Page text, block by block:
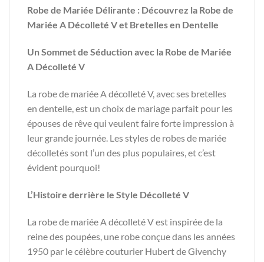
Robe de Mariée Délirante : Découvrez la Robe de
Mariée A Décolleté V et Bretelles en Dentelle
Un Sommet de Séduction avec la Robe de Mariée
A Décolleté V
La robe de mariée A décolleté V, avec ses bretelles
en dentelle, est un choix de mariage parfait pour les
épouses de rêve qui veulent faire forte impression à
leur grande journée. Les styles de robes de mariée
décolletés sont l’un des plus populaires, et c’est
évident pourquoi!
L’Histoire derrière le Style Décolleté V
La robe de mariée A décolleté V est inspirée de la
reine des poupées, une robe conçue dans les années
1950 par le célèbre couturier Hubert de Givenchy